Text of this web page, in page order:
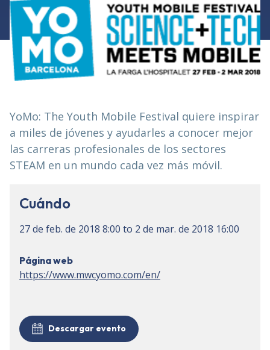
YoMo: The Youth Mobile Festival quiere inspirar
a miles de jóvenes y ayudarles a conocer mejor
las carreras profesionales de los sectores
STEAM en un mundo cada vez más móvil.
Cuándo
27 de feb. de 2018 8:00 to 2 de mar. de 2018 16:00
Página web
https://www.mwcyomo.com/en/
Descargar evento